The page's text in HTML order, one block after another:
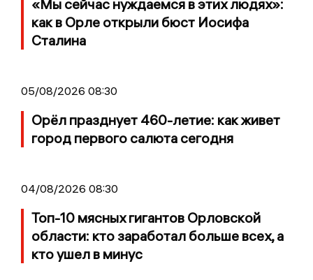
«Мы сейчас нуждаемся в этих людях»:
как в Орле открыли бюст Иосифа
Сталина
05/08/2026 08:30
Орёл празднует 460-летие: как живет
город первого салюта сегодня
04/08/2026 08:30
Топ-10 мясных гигантов Орловской
области: кто заработал больше всех, а
кто ушел в минус